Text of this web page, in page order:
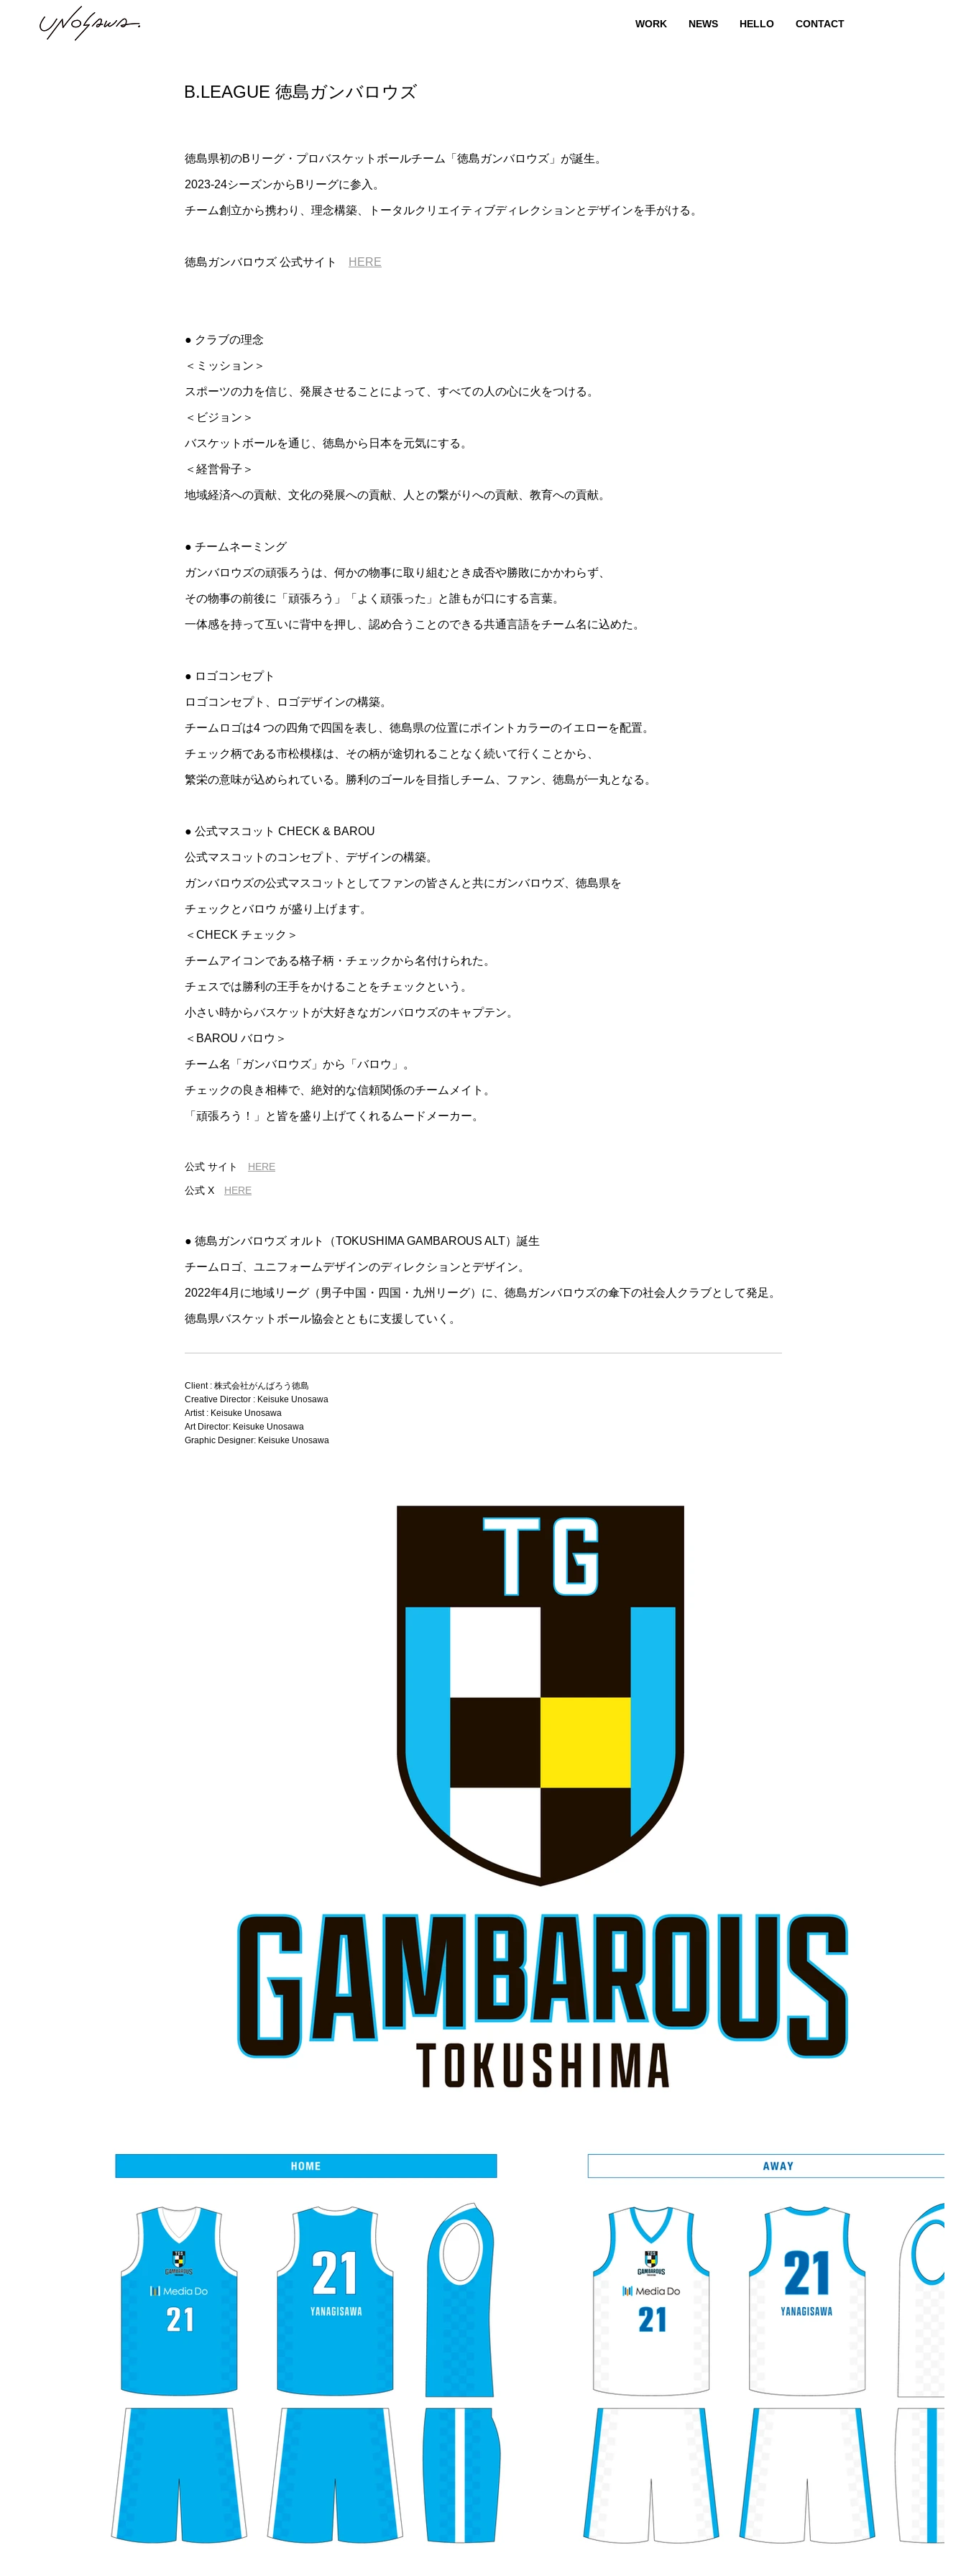
WORK NEWS HELLO CONTACT
B.LEAGUE 徳島ガンバロウズ
徳島県初のBリーグ・プロバスケットボールチーム「徳島ガンバロウズ」が誕生。
2023-24シーズンからBリーグに参入。
チーム創立から携わり、理念構築、トータルクリエイティブディレクションとデザインを手がける。
徳島ガンバロウズ 公式サイト HERE
● クラブの理念
＜ミッション＞
スポーツの力を信じ、発展させることによって、すべての人の心に火をつける。
＜ビジョン＞
バスケットボールを通じ、徳島から日本を元気にする。
＜経営骨子＞
地域経済への貢献、文化の発展への貢献、人との繋がりへの貢献、教育への貢献。
● チームネーミング
ガンバロウズの頑張ろうは、何かの物事に取り組むとき成否や勝敗にかかわらず、
その物事の前後に「頑張ろう」「よく頑張った」と誰もが口にする言葉。
一体感を持って互いに背中を押し、認め合うことのできる共通言語をチーム名に込めた。
● ロゴコンセプト
ロゴコンセプト、ロゴデザインの構築。
チームロゴは4 つの四角で四国を表し、徳島県の位置にポイントカラーのイエローを配置。
チェック柄である市松模様は、その柄が途切れることなく続いて行くことから、
繁栄の意味が込められている。勝利のゴールを目指しチーム、ファン、徳島が一丸となる。
● 公式マスコット CHECK & BAROU
公式マスコットのコンセプト、デザインの構築。
ガンバロウズの公式マスコットとしてファンの皆さんと共にガンバロウズ、徳島県を
チェックとバロウ が盛り上げます。
＜CHECK チェック＞
チームアイコンである格子柄・チェックから名付けられた。
チェスでは勝利の王手をかけることをチェックという。
小さい時からバスケットが大好きなガンバロウズのキャプテン。
＜BAROU バロウ＞
チーム名「ガンバロウズ」から「バロウ」。
チェックの良き相棒で、絶対的な信頼関係のチームメイト。
「頑張ろう！」と皆を盛り上げてくれるムードメーカー。
公式 サイト HERE
公式 X HERE
● 徳島ガンバロウズ オルト（TOKUSHIMA GAMBAROUS ALT）誕生
チームロゴ、ユニフォームデザインのディレクションとデザイン。
2022年4月に地域リーグ（男子中国・四国・九州リーグ）に、徳島ガンバロウズの傘下の社会人クラブとして発足。
徳島県バスケットボール協会とともに支援していく。
Client : 株式会社がんばろう徳島
Creative Director : Keisuke Unosawa
Artist : Keisuke Unosawa
Art Director: Keisuke Unosawa
Graphic Designer: Keisuke Unosawa